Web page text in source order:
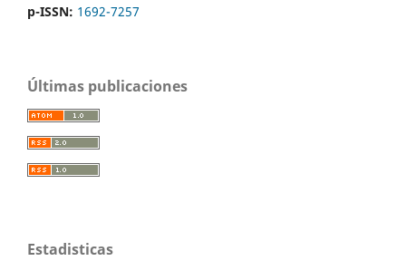
p-ISSN: 1692-7257
Últimas publicaciones
Estadisticas